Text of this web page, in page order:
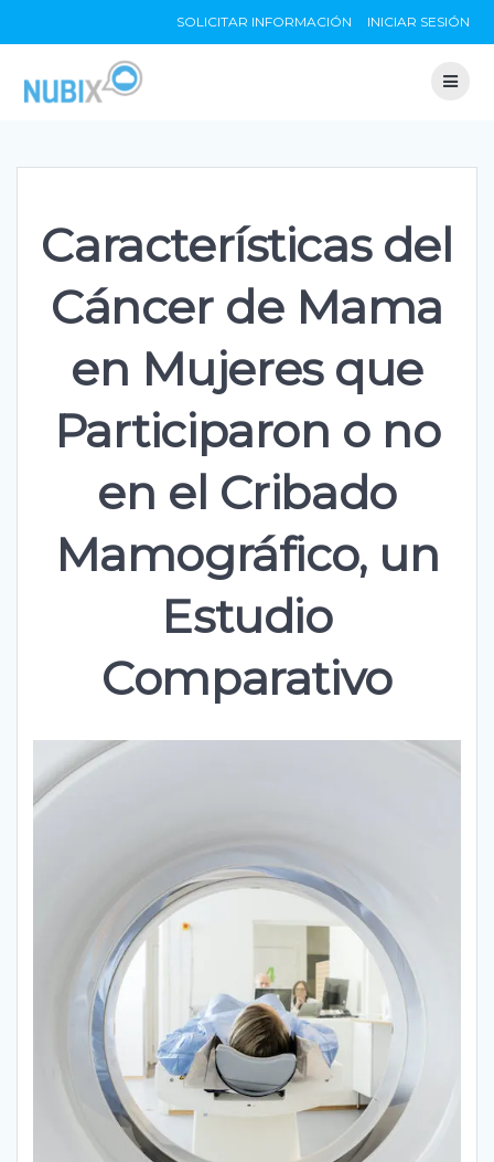
to
SOLICITAR INFORMACIÓN INICIAR SESIÓN
Características del
Cáncer de Mama
en Mujeres que
Participaron o no
en el Cribado
Mamográfico, un
Estudio
Comparativo